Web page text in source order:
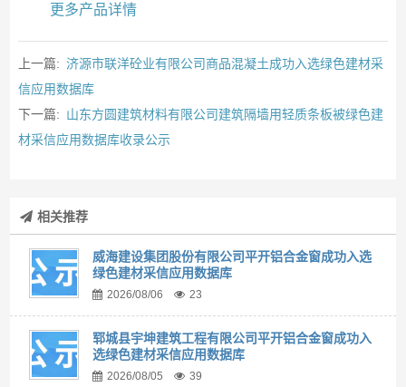
更多产品详情
上一篇: 济源市联洋砼业有限公司商品混凝土成功入选绿色建材采
信应用数据库
下一篇: 山东方圆建筑材料有限公司建筑隔墙用轻质条板被绿色建
材采信应用数据库收录公示
相关推荐
威海建设集团股份有限公司平开铝合金窗成功入选
绿色建材采信应用数据库
2026/08/06 23
郓城县宇坤建筑工程有限公司平开铝合金窗成功入
选绿色建材采信应用数据库
2026/08/05 39